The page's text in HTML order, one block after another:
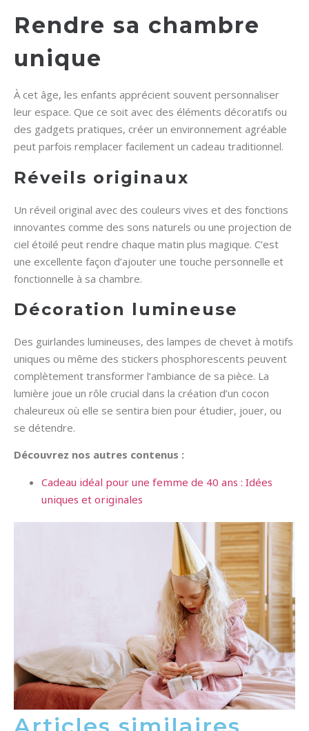
Rendre sa chambre
unique
À cet âge, les enfants apprécient souvent personnaliser
leur espace. Que ce soit avec des éléments décoratifs ou
des gadgets pratiques, créer un environnement agréable
peut parfois remplacer facilement un cadeau traditionnel.
Réveils originaux
Un réveil original avec des couleurs vives et des fonctions
innovantes comme des sons naturels ou une projection de
ciel étoilé peut rendre chaque matin plus magique. C’est
une excellente façon d’ajouter une touche personnelle et
fonctionnelle à sa chambre.
Décoration lumineuse
Des guirlandes lumineuses, des lampes de chevet à motifs
uniques ou même des stickers phosphorescents peuvent
complètement transformer l’ambiance de sa pièce. La
lumière joue un rôle crucial dans la création d’un cocon
chaleureux où elle se sentira bien pour étudier, jouer, ou
se détendre.
Découvrez nos autres contenus :
Cadeau idéal pour une femme de 40 ans : Idées
uniques et originales
Articles similaires